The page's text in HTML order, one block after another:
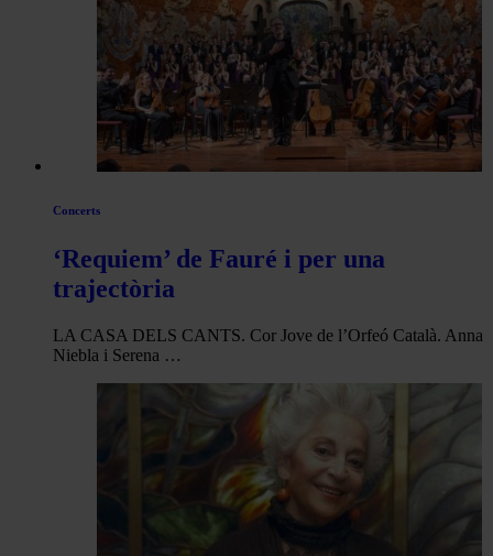
Concerts
‘Requiem’ de Fauré i per una
trajectòria
LA CASA DELS CANTS. Cor Jove de l’Orfeó Català. Anna
Niebla i Serena …